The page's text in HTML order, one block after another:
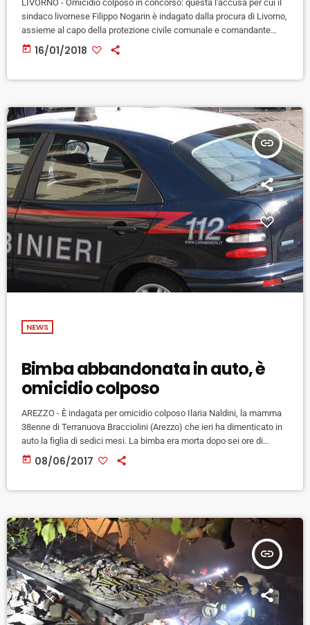
LIVORNO - Omicidio colposo in concorso: questa l'accusa per cui il
sindaco livornese Filippo Nogarin è indagato dalla procura di Livorno,
assieme al capo della protezione civile comunale e comandante
della polizia municipale di Livorno Riccardo Pucciarelli, per le
responsabilità legate alla gestione dell'emergenza alluvione che ha
today 16/01/2018
insert_link
NEWS
Bimba abbandonata in auto, è
omicidio colposo
AREZZO - È indagata per omicidio colposo Ilaria Naldini, la mamma
38enne di Terranuova Bracciolini (Arezzo) che ieri ha dimenticato in
auto la figlia di sedici mesi. La bimba era morta dopo sei ore di
permanenza nell'abitacolo surriscaldato della Lancia Y posteggiata
davanti al comune di Castelfranco di Sopra dove la donna lavora. Il
today 08/06/2017
insert_link